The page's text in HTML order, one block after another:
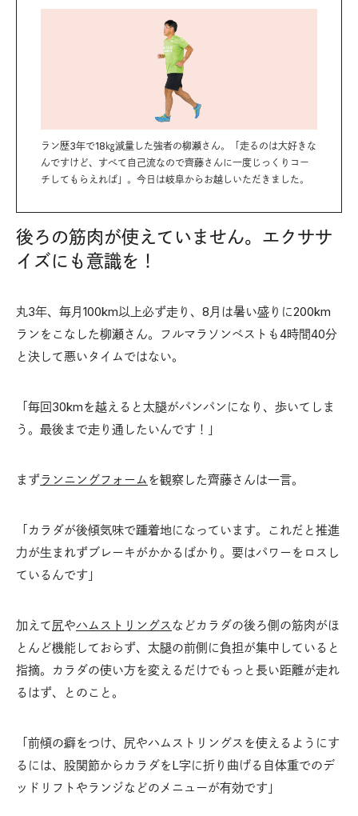
ラン歴3年で18㎏減量した強者の柳瀬さん。「走るのは大好きな
んですけど、すべて自己流なので齊藤さんに一度じっくりコー
チしてもらえれば」。今日は岐阜からお越しいただきました。
後ろの筋肉が使えていません。エクササ
イズにも意識を！
丸3年、毎月100km以上必ず走り、8月は暑い盛りに200km
ランをこなした柳瀬さん。フルマラソンベストも4時間40分
と決して悪いタイムではない。
「毎回30kmを越えると太腿がパンパンになり、歩いてしま
う。最後まで走り通したいんです！」
まずランニングフォーム を観察した齊藤さんは一言。
「カラダが後傾気味で踵着地になっています。これだと推進
力が生まれずブレーキがかかるばかり。要はパワーをロスし
ているんです」
加えて尻やハムストリングスなどカラダの後ろ側の筋肉がほ
とんど機能しておらず、太腿の前側に負担が集中していると
指摘。カラダの使い方を変えるだけでもっと長い距離が走れ
るはず、とのこと。
「前傾の癖をつけ、尻やハムストリングスを使えるようにす
るには、股関節からカラダをL字に折り曲げる自体重でのデ
ッドリフトやランジなどのメニューが有効です」